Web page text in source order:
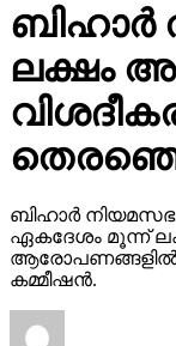
ബിഹാര്‍
ലക്ഷം
ബിഹാര്‍ നിയമസഭ
ഏകദേശം മൂന്ന്
ആരോപണങ്ങളില്‍
കമ്മീഷന്‍.